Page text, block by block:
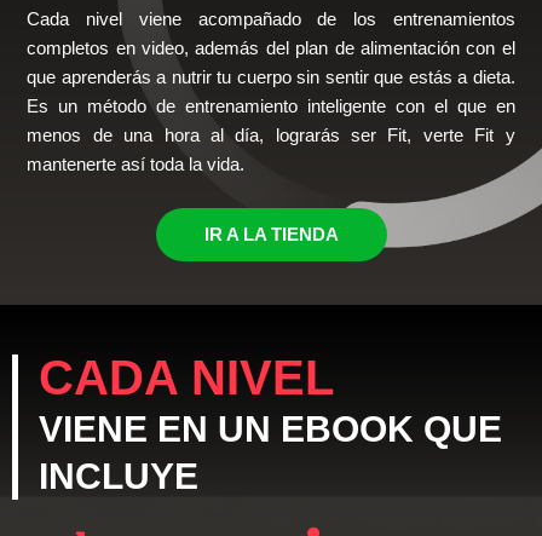
Cada nivel viene acompañado de los entrenamientos
completos en video, además del plan de alimentación con el
que aprenderás a nutrir tu cuerpo sin sentir que estás a dieta.
Es un método de entrenamiento inteligente con el que en
menos de una hora al día, lograrás ser Fit, verte Fit y
mantenerte así toda la vida.
IR A LA TIENDA
CADA NIVEL
VIENE EN UN EBOOK QUE
INCLUYE